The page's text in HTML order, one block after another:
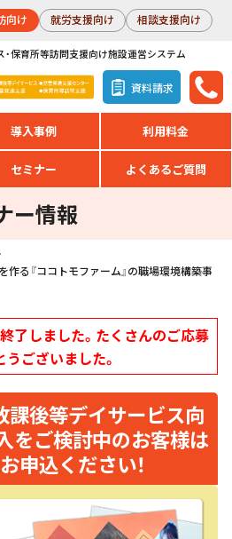
向け 就労支援向け 相談支援向け
保育所等訪問支援向け施設運営システム
資料請求
導入事例 利用料金
セミナー よくあるご質問
ー情報
る『ココトモファーム』の職場環境構築事
了しました。たくさんのご応募
うございました。
課後等デイサービス向
をご検討中のお客様は
申込ください！